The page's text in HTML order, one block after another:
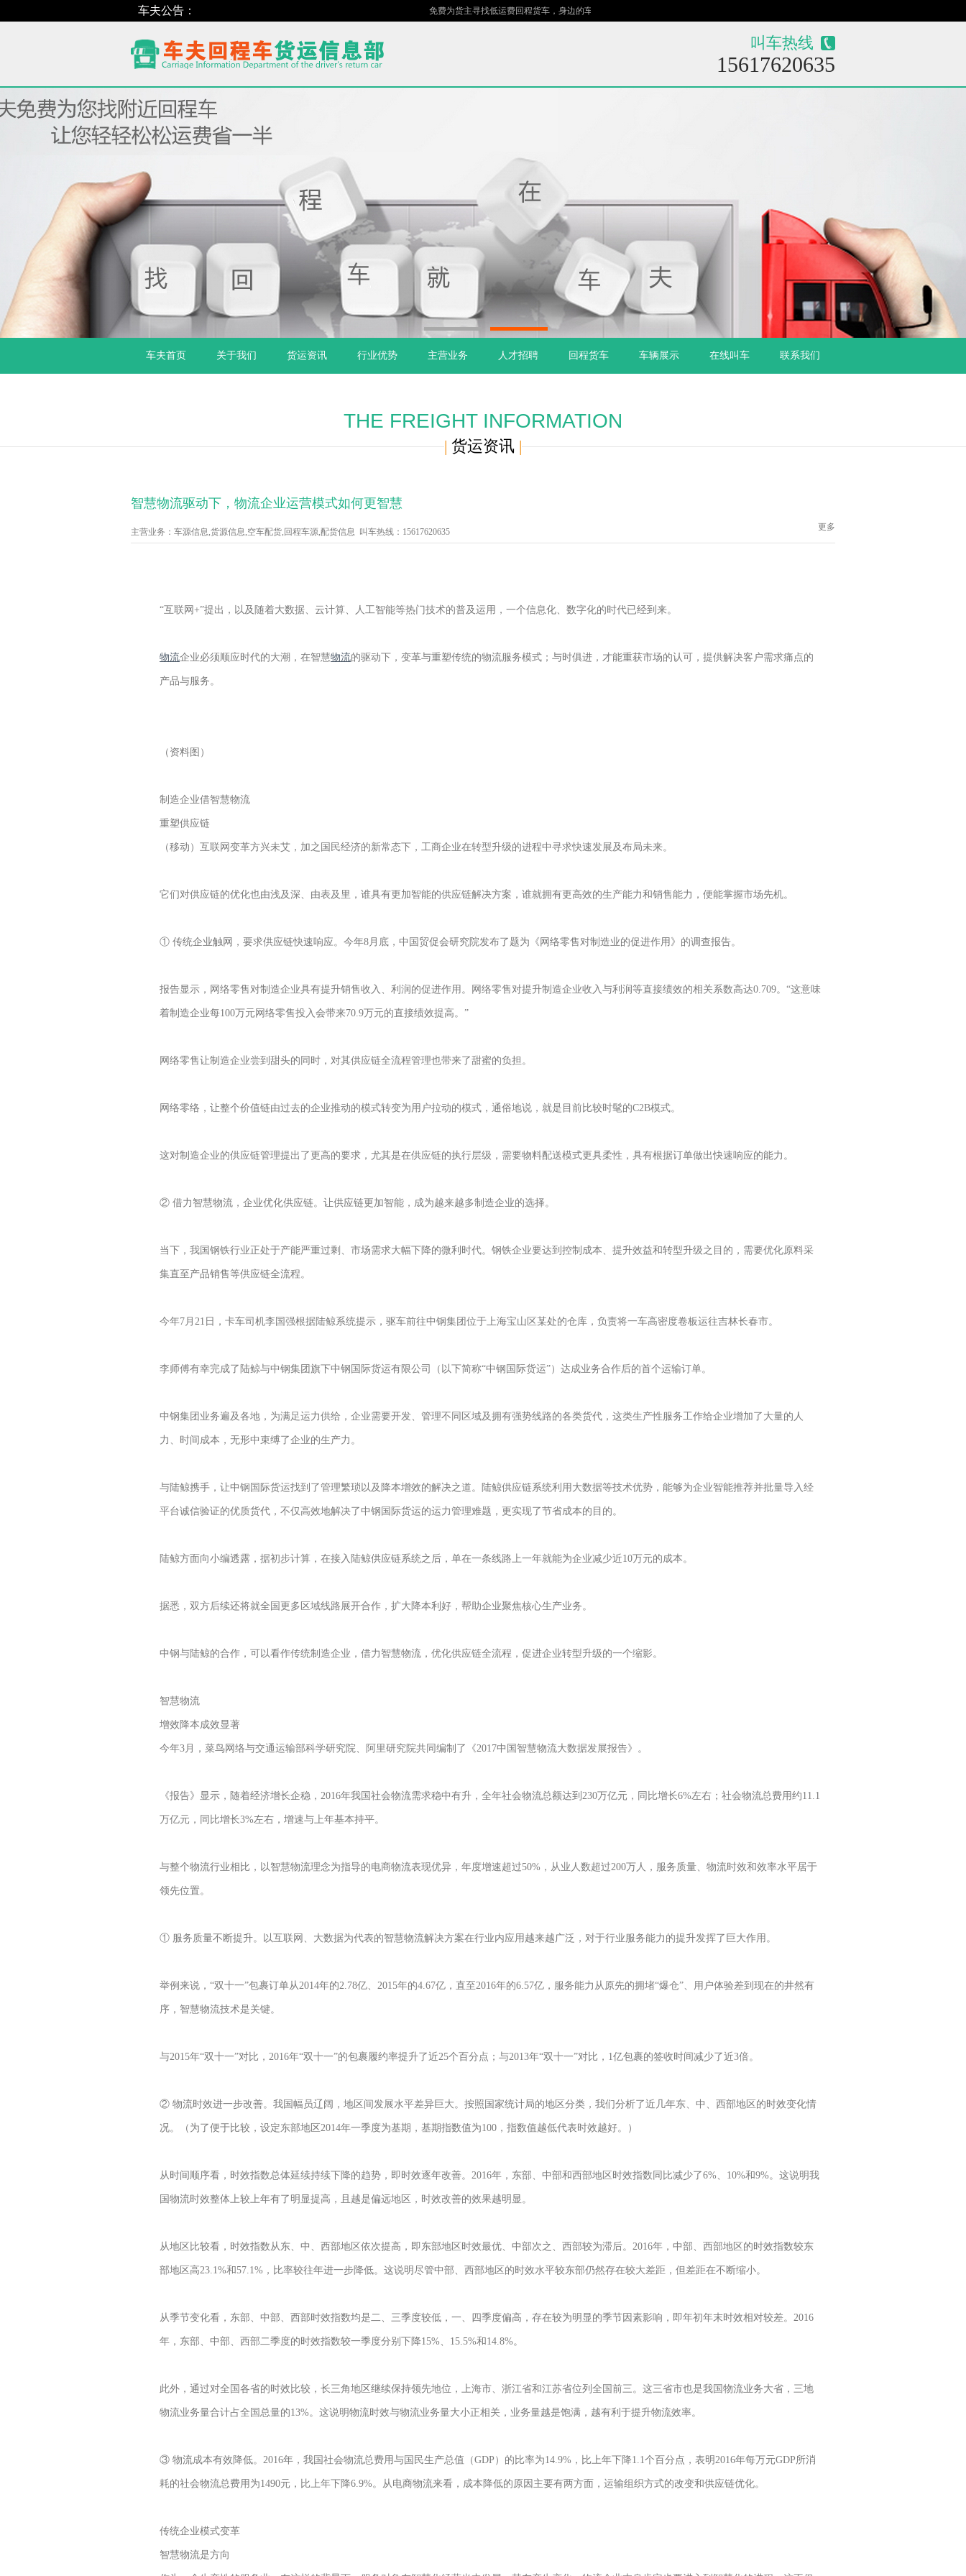
车夫公告： 免费为货主寻找低运费回程货车，身边的车场，指尖的货站！
叫车热线
15617620635
1 2
车夫首页 关于我们 货运资讯 行业优势 主营业务 人才招聘 回程货车 车辆展示 在线叫车 联系我们
THE FREIGHT INFORMATION
| 货运资讯 |
智慧物流驱动下，物流企业运营模式如何更智慧
主营业务：车源信息,货源信息,空车配货,回程车源,配货信息 叫车热线：15617620635 更多
“互联网+”提出，以及随着大数据、云计算、人工智能等热门技术的普及运用，一个信息化、数字化的时代已经到来。
物流企业必须顺应时代的大潮，在智慧物流的驱动下，变革与重塑传统的物流服务模式；与时俱进，才能重获市场的认可，提供解决客户需求痛点的
产品与服务。
（资料图）
制造企业借智慧物流
重塑供应链
（移动）互联网变革方兴未艾，加之国民经济的新常态下，工商企业在转型升级的进程中寻求快速发展及布局未来。
它们对供应链的优化也由浅及深、由表及里，谁具有更加智能的供应链解决方案，谁就拥有更高效的生产能力和销售能力，便能掌握市场先机。
① 传统企业触网，要求供应链快速响应。今年8月底，中国贸促会研究院发布了题为《网络零售对制造业的促进作用》的调查报告。
报告显示，网络零售对制造企业具有提升销售收入、利润的促进作用。网络零售对提升制造企业收入与利润等直接绩效的相关系数高达0.709。“这意味
着制造企业每100万元网络零售投入会带来70.9万元的直接绩效提高。”
网络零售让制造企业尝到甜头的同时，对其供应链全流程管理也带来了甜蜜的负担。
网络零络，让整个价值链由过去的企业推动的模式转变为用户拉动的模式，通俗地说，就是目前比较时髦的C2B模式。
这对制造企业的供应链管理提出了更高的要求，尤其是在供应链的执行层级，需要物料配送模式更具柔性，具有根据订单做出快速响应的能力。
② 借力智慧物流，企业优化供应链。让供应链更加智能，成为越来越多制造企业的选择。
当下，我国钢铁行业正处于产能严重过剩、市场需求大幅下降的微利时代。钢铁企业要达到控制成本、提升效益和转型升级之目的，需要优化原料采
集直至产品销售等供应链全流程。
今年7月21日，卡车司机李国强根据陆鲸系统提示，驱车前往中钢集团位于上海宝山区某处的仓库，负责将一车高密度卷板运往吉林长春市。
李师傅有幸完成了陆鲸与中钢集团旗下中钢国际货运有限公司（以下简称“中钢国际货运”）达成业务合作后的首个运输订单。
中钢集团业务遍及各地，为满足运力供给，企业需要开发、管理不同区域及拥有强势线路的各类货代，这类生产性服务工作给企业增加了大量的人
力、时间成本，无形中束缚了企业的生产力。
与陆鲸携手，让中钢国际货运找到了管理繁琐以及降本增效的解决之道。陆鲸供应链系统利用大数据等技术优势，能够为企业智能推荐并批量导入经
平台诚信验证的优质货代，不仅高效地解决了中钢国际货运的运力管理难题，更实现了节省成本的目的。
陆鲸方面向小编透露，据初步计算，在接入陆鲸供应链系统之后，单在一条线路上一年就能为企业减少近10万元的成本。
据悉，双方后续还将就全国更多区域线路展开合作，扩大降本利好，帮助企业聚焦核心生产业务。
中钢与陆鲸的合作，可以看作传统制造企业，借力智慧物流，优化供应链全流程，促进企业转型升级的一个缩影。
智慧物流
增效降本成效显著
今年3月，菜鸟网络与交通运输部科学研究院、阿里研究院共同编制了《2017中国智慧物流大数据发展报告》。
《报告》显示，随着经济增长企稳，2016年我国社会物流需求稳中有升，全年社会物流总额达到230万亿元，同比增长6%左右；社会物流总费用约11.1
万亿元，同比增长3%左右，增速与上年基本持平。
与整个物流行业相比，以智慧物流理念为指导的电商物流表现优异，年度增速超过50%，从业人数超过200万人，服务质量、物流时效和效率水平居于
领先位置。
① 服务质量不断提升。以互联网、大数据为代表的智慧物流解决方案在行业内应用越来越广泛，对于行业服务能力的提升发挥了巨大作用。
举例来说，“双十一”包裹订单从2014年的2.78亿、2015年的4.67亿，直至2016年的6.57亿，服务能力从原先的拥堵“爆仓”、用户体验差到现在的井然有
序，智慧物流技术是关键。
与2015年“双十一”对比，2016年“双十一”的包裹履约率提升了近25个百分点；与2013年“双十一”对比，1亿包裹的签收时间减少了近3倍。
② 物流时效进一步改善。我国幅员辽阔，地区间发展水平差异巨大。按照国家统计局的地区分类，我们分析了近几年东、中、西部地区的时效变化情
况。（为了便于比较，设定东部地区2014年一季度为基期，基期指数值为100，指数值越低代表时效越好。）
从时间顺序看，时效指数总体延续持续下降的趋势，即时效逐年改善。2016年，东部、中部和西部地区时效指数同比减少了6%、10%和9%。这说明我
国物流时效整体上较上年有了明显提高，且越是偏远地区，时效改善的效果越明显。
从地区比较看，时效指数从东、中、西部地区依次提高，即东部地区时效最优、中部次之、西部较为滞后。2016年，中部、西部地区的时效指数较东
部地区高23.1%和57.1%，比率较往年进一步降低。这说明尽管中部、西部地区的时效水平较东部仍然存在较大差距，但差距在不断缩小。
从季节变化看，东部、中部、西部时效指数均是二、三季度较低，一、四季度偏高，存在较为明显的季节因素影响，即年初年末时效相对较差。2016
年，东部、中部、西部二季度的时效指数较一季度分别下降15%、15.5%和14.8%。
此外，通过对全国各省的时效比较，长三角地区继续保持领先地位，上海市、浙江省和江苏省位列全国前三。这三省市也是我国物流业务大省，三地
物流业务量合计占全国总量的13%。这说明物流时效与物流业务量大小正相关，业务量越是饱满，越有利于提升物流效率。
③ 物流成本有效降低。2016年，我国社会物流总费用与国民生产总值（GDP）的比率为14.9%，比上年下降1.1个百分点，表明2016年每万元GDP所消
耗的社会物流总费用为1490元，比上年下降6.9%。从电商物流来看，成本降低的原因主要有两方面，运输组织方式的改变和供应链优化。
传统企业模式变革
智慧物流是方向